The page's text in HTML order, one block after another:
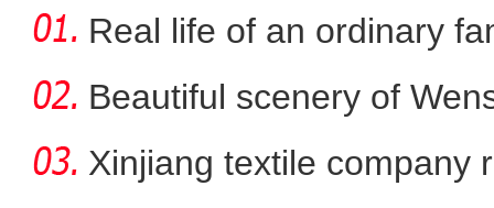
Real life of an ordinary
Beautiful scenery of
in
Xinjiang textile company